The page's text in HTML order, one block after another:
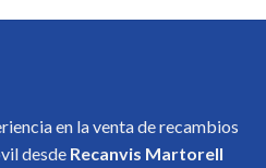
en la venta de recambios
desde Recanvis Martorell